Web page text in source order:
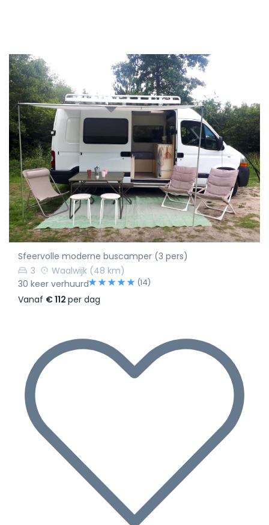
Sfeervolle moderne buscamper (3 pers)
3
Waalwijk (48 km)
30 keer verhuurd
(14)
Vanaf € 112 per dag